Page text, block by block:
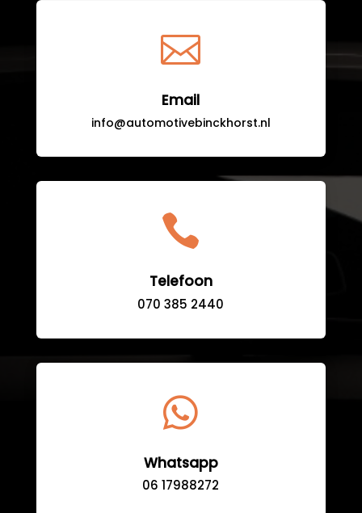

Email
info@automotivebinckhorst.nl

Telefoon
070 385 2440

Whatsapp
06 17988272